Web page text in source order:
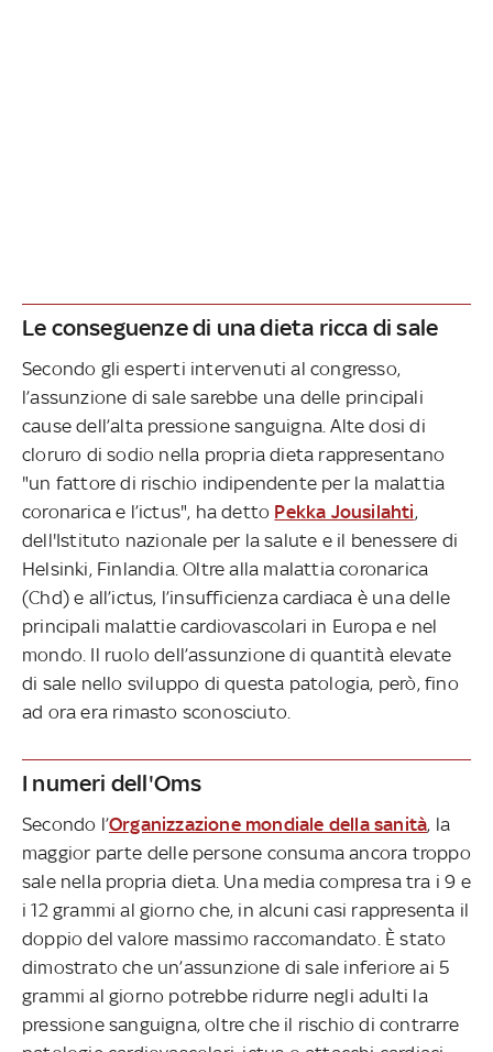
Le conseguenze di una dieta ricca di sale
Secondo gli esperti intervenuti al congresso,
l’assunzione di sale sarebbe una delle principali
cause dell’alta pressione sanguigna. Alte dosi di
cloruro di sodio nella propria dieta rappresentano
"un fattore di rischio indipendente per la malattia
coronarica e l’ictus", ha detto Pekka Jousilahti,
dell'Istituto nazionale per la salute e il benessere di
Helsinki, Finlandia. Oltre alla malattia coronarica
(Chd) e all’ictus, l’insufficienza cardiaca è una delle
principali malattie cardiovascolari in Europa e nel
mondo. Il ruolo dell’assunzione di quantità elevate
di sale nello sviluppo di questa patologia, però, fino
ad ora era rimasto sconosciuto.
I numeri dell'Oms
Secondo l’Organizzazione mondiale della sanità, la
maggior parte delle persone consuma ancora troppo
sale nella propria dieta. Una media compresa tra i 9 e
i 12 grammi al giorno che, in alcuni casi rappresenta il
doppio del valore massimo raccomandato. È stato
dimostrato che un’assunzione di sale inferiore ai 5
grammi al giorno potrebbe ridurre negli adulti la
pressione sanguigna, oltre che il rischio di contrarre